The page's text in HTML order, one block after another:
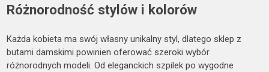
Różnorodność stylów i kolorów
Każda kobieta ma swój własny unikalny styl, dlatego sklep z
butami damskimi powinien oferować szeroki wybór
różnorodnych modeli. Od eleganckich szpilek po wygodne